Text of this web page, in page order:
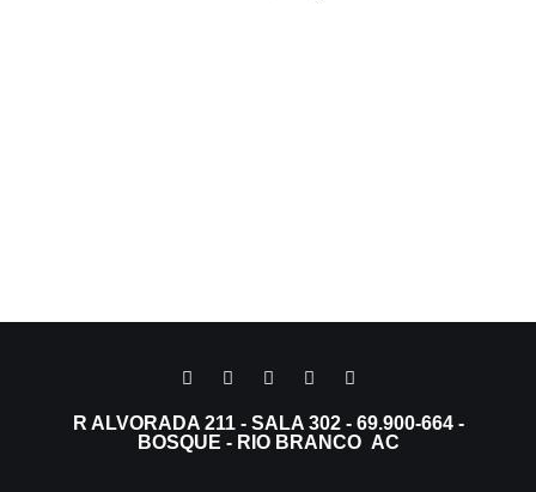
R ALVORADA 211 - SALA 302 - 69.900-664 -
BOSQUE - RIO BRANCO AC